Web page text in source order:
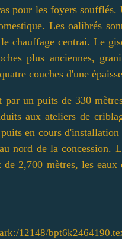
pour les foyers
Les oalibrés
chauffage centrai. Le
plus anciennes,
couches d'une
un puits de 330
aux ateliers de
en cours
nord de la concession.
de 2,700 mètres, les
12148/